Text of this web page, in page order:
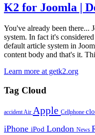
K2 for Joomla |
You've already been there...
system. In fact it's
default article system in
content body and that's it.
Learn more at getk2.org
Tag Cloud
accidentAir Apple Cellphone
iPhone iPod London News